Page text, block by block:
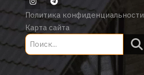
Политика конфиденциальности
Карта сайта